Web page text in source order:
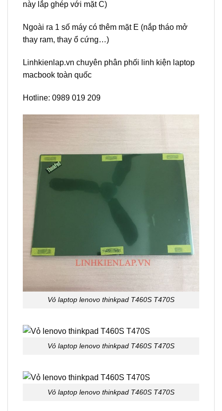
này lắp ghép với mặt C)
Ngoài ra 1 số máy có thêm mặt E (nắp tháo mở
thay ram, thay ổ cứng…)
Linhkienlap.vn chuyên phân phối linh kiện laptop
macbook toàn quốc
Hotline: 0989 019 209
Vỏ laptop lenovo thinkpad T460S T470S
Vỏ laptop lenovo thinkpad T460S T470S
Vỏ laptop lenovo thinkpad T460S T470S